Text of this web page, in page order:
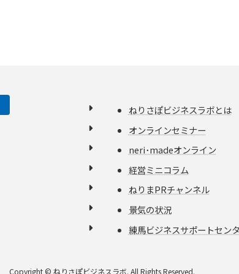
ねりさぽビジネスラボとは
オンラインセミナー
neri･madeオンライン
経営ミニコラム
ねりまPRチャンネル
景気の状況
練馬ビジネスサポートセン
Copyright © ねりさぽビジネスラボ. All Rights Reserved.